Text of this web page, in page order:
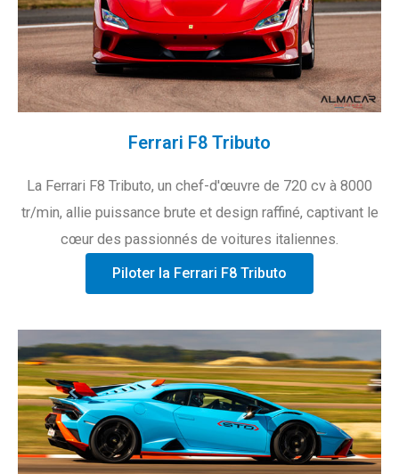
Ferrari F8 Tributo
La Ferrari F8 Tributo, un chef-d'œuvre de 720 cv à 8000
tr/min, allie puissance brute et design raffiné, captivant le
cœur des passionnés de voitures italiennes.
Piloter la Ferrari F8 Tributo